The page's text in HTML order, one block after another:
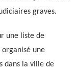
graves.
une liste de
une
dans la ville de